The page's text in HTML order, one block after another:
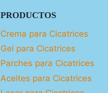
PRODUCTOS
Crema para Cicatrices
Gel para Cicatrices
Parches para Cicatrices
Aceites para Cicatrices